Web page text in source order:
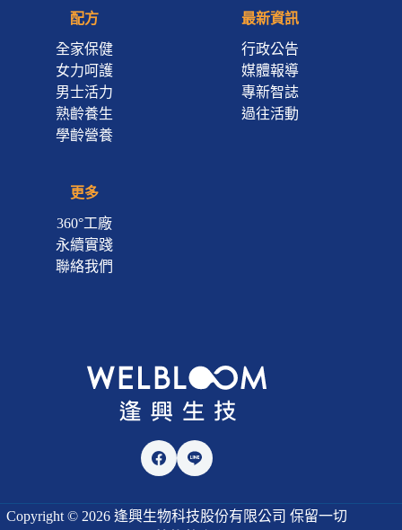
配方
全家保健
女力呵護
男士活力
熟齡養生
學齡營養
最新資訊
行政公告
媒體報導
專新智誌
過往活動
更多
360°工廠
永續實踐
聯絡我們
Copyright © 2026 逢興生物科技股份有限公司 保留一切